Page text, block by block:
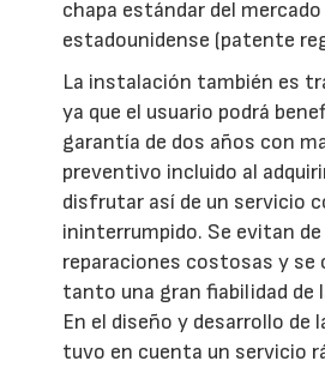
chapa estándar del
estadounidense (patente
La instalación también es
ya que el usuario podrá
garantía de dos años con
preventivo incluido al
disfrutar así de un servicio
ininterrumpido. Se evitan
reparaciones costosas y se
tanto una gran fiabilidad de
En el diseño y desarrollo de
tuvo en cuenta un servicio